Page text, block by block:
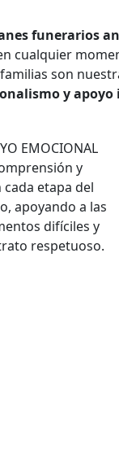
funerarios
cualquier
son
y apoyo
EMOCIONAL
y
etapa del
apoyando a las
difíciles y
respetuoso.